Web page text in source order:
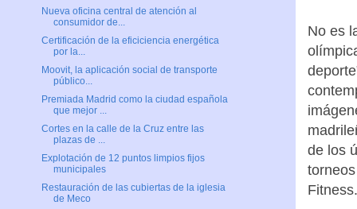
No es
de los
Fitness.
Nueva oficina central de atención al
consumidor de...
Certificación de la eficiciencia energética
por la...
Moovit, la aplicación social de transporte
público...
Premiada Madrid como la ciudad española
que mejor ...
Cortes en la calle de la Cruz entre las
plazas de ...
Explotación de 12 puntos limpios fijos
municipales
Restauración de las cubiertas de la iglesia
de Meco